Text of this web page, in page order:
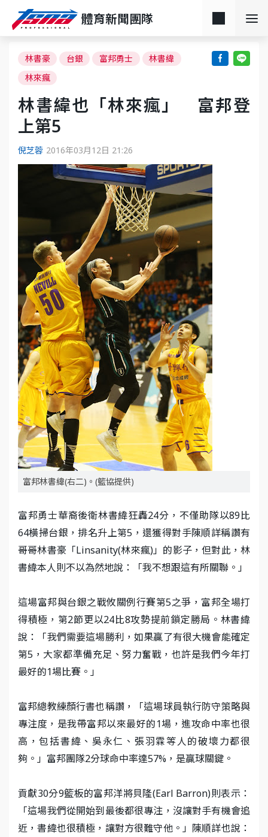
體育新聞團隊
林書豪 台銀 富邦勇士
林書緯
林來瘋
林書緯也「林來瘋」 富邦登
上第5
倪芝蓉 2016年03月12日 21:26
富邦林書緯(右二)。(籃協提供)
富邦勇士華裔後衛林書緯狂轟24分，不僅助隊以89比
64橫掃台銀，排名升上第5，還獲得對手陳順詳稱讚有
哥哥林書豪「Linsanity(林來瘋)」的影子，但對此，林
書緯本人則不以為然地說：「我不想跟這有所關聯。」
這場富邦與台銀之戰攸關例行賽第5之爭，富邦全場打
得積極，第2節更以24比8攻勢提前鎖定勝局。林書緯
說：「我們需要這場勝利，如果贏了有很大機會能確定
第5，大家都準備充足、努力奮戰，也許是我們今年打
最好的1場比賽。」
富邦總教練顏行書也稱讚，「這場球員執行防守策略與
專注度，是我帶富邦以來最好的1場，進攻命中率也很
高，包括書緯、吳永仁、張羽霖等人的破壞力都很
夠。」富邦團隊2分球命中率達57%，是贏球關鍵。
貢獻30分9籃板的富邦洋將貝隆(Earl Barron)則表示：
「這場我們從開始到最後都很專注，沒讓對手有機會追
近，書緯也很積極，讓對方很難守他。」陳順詳也說：